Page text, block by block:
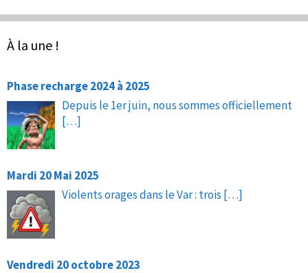
À la une !
Phase recharge 2024 à 2025
Depuis le 1er juin, nous sommes officiellement
[…]
Mardi 20 Mai 2025
Violents orages dans le Var : trois […]
Vendredi 20 octobre 2023